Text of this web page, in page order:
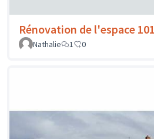
Rénovation de l'espace 101
Nathalie
1 0